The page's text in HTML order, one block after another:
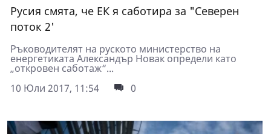
Русия смята, че ЕК я саботира за "Северен
поток 2'
Ръководителят на руското министерство на
енергетиката Александър Новак определи като
„откровен саботаж“...
10 Юли 2017, 11:54
0